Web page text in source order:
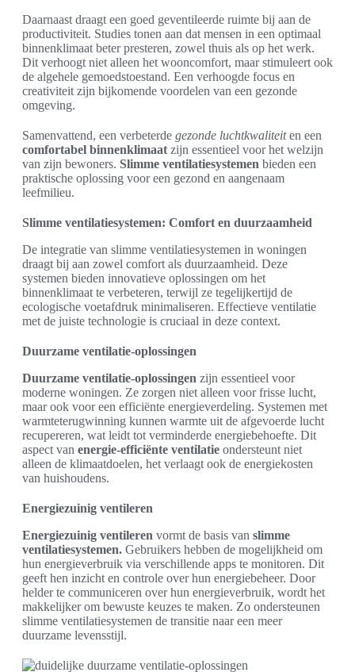
Daarnaast draagt een goed geventileerde ruimte bij aan de
productiviteit. Studies tonen aan dat mensen in een optimaal
binnenklimaat beter presteren, zowel thuis als op het werk.
Dit verhoogt niet alleen het wooncomfort, maar stimuleert ook
de algehele gemoedstoestand. Een verhoogde focus en
creativiteit zijn bijkomende voordelen van een gezonde
omgeving.
Samenvattend, een verbeterde gezonde luchtkwaliteiten een
comfortabel binnenklimaat zijn essentieel voor het welzijn
van zijn bewoners. Slimme ventilatiesystemen bieden een
praktische oplossing voor een gezond en aangenaam
leefmilieu.
Slimme ventilatiesystemen: Comfort en duurzaamheid
De integratie van slimme ventilatiesystemen in woningen
draagt bij aan zowel comfort als duurzaamheid. Deze
systemen bieden innovatieve oplossingen om het
binnenklimaat te verbeteren, terwijl ze tegelijkertijd de
ecologische voetafdruk minimaliseren. Effectieve ventilatie
met de juiste technologie is cruciaal in deze context.
Duurzame ventilatie-oplossingen
Duurzame ventilatie-oplossingen zijn essentieel voor
moderne woningen. Ze zorgen niet alleen voor frisse lucht,
maar ook voor een efficiënte energieverdeling. Systemen met
warmteterugwinning kunnen warmte uit de afgevoerde lucht
recupereren, wat leidt tot verminderde energiebehoefte. Dit
aspect van energie-efficiënte ventilatie ondersteunt niet
alleen de klimaatdoelen, het verlaagt ook de energiekosten
van huishoudens.
Energiezuinig ventileren
Energiezuinig ventileren vormt de basis van slimme
ventilatiesystemen. Gebruikers hebben de mogelijkheid om
hun energieverbruik via verschillende apps te monitoren. Dit
geeft hen inzicht en controle over hun energiebeheer. Door
helder te communiceren over hun energieverbruik, wordt het
makkelijker om bewuste keuzes te maken. Zo ondersteunen
slimme ventilatiesystemen de transitie naar een meer
duurzame levensstijl.